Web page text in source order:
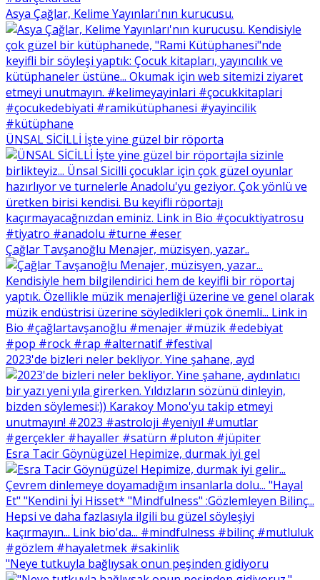
Asya Çağlar, Kelime Yayınları'nın kurucusu.
ÜNSAL SİCİLLİ İşte yine güzel bir röporta
Çağlar Tavşanoğlu Menajer, müzisyen, yazar..
2023'de bizleri neler bekliyor. Yine şahane, ayd
Esra Tacir Göynügüzel Hepimize, durmak iyi gel
"Neye tutkuyla bağlıysak onun peşinden gidiyoru